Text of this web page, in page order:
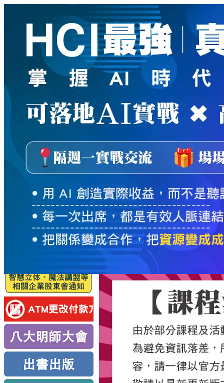
網
路
新
思
路